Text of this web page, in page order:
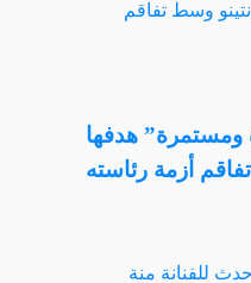
ومستمرة” هدفها
أزمة رئاسته